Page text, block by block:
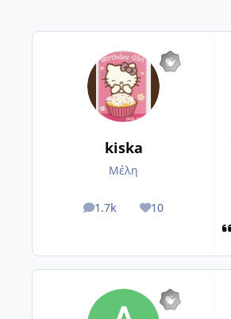
kiska
Μέλη
1.7k
posts 10
Reputation